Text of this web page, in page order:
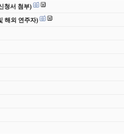
청서 첨부)
해외 연주자)